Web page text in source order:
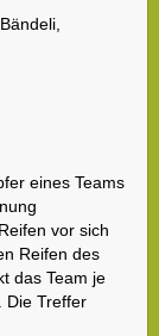
eines Teams
vor sich
Reifen des
das Team je
Die Treffer